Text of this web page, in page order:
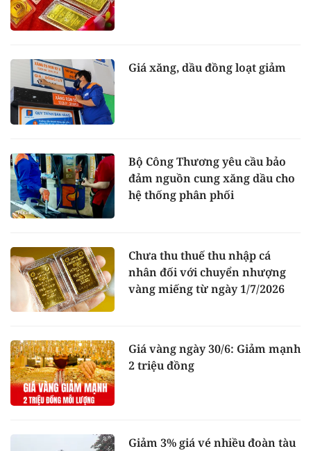
Giá xăng, dầu đồng loạt giảm
Bộ Công Thương yêu cầu bảo
đảm nguồn cung xăng dầu cho
hệ thống phân phối
Chưa thu thuế thu nhập cá
nhân đối với chuyển nhượng
vàng miếng từ ngày 1/7/2026
Giá vàng ngày 30/6: Giảm mạnh
2 triệu đồng
Giảm 3% giá vé nhiều đoàn tàu